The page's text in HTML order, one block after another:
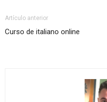
Artículo anterior
Curso de italiano online